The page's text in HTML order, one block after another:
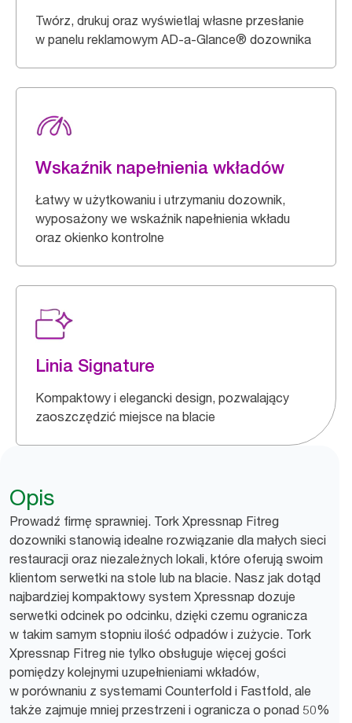
Twórz, drukuj oraz wyświetlaj własne przesłanie
w panelu reklamowym AD-a-Glance® dozownika
Wskaźnik napełnienia wkładów
Łatwy w użytkowaniu i utrzymaniu dozownik,
wyposażony we wskaźnik napełnienia wkładu
oraz okienko kontrolne
Linia Signature
Kompaktowy i elegancki design, pozwalający
zaoszczędzić miejsce na blacie
Opis
Prowadź firmę sprawniej. Tork Xpressnap Fitreg
dozowniki stanowią idealne rozwiązanie dla małych sieci
restauracji oraz niezależnych lokali, które oferują swoim
klientom serwetki na stole lub na blacie. Nasz jak dotąd
najbardziej kompaktowy system Xpressnap dozuje
serwetki odcinek po odcinku, dzięki czemu ogranicza
w takim samym stopniu ilość odpadów i zużycie. Tork
Xpressnap Fitreg nie tylko obsługuje więcej gości
pomiędzy kolejnymi uzupełnieniami wkładów,
w porównaniu z systemami Counterfold i Fastfold, ale
także zajmuje mniej przestrzeni i ogranicza o ponad 50%